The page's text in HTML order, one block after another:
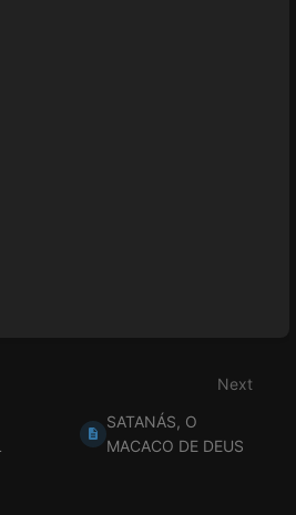
Next
SATANÁS, O
MACACO DE DEUS